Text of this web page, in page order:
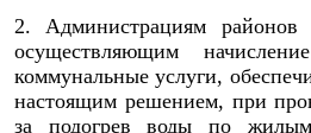
2. Администрациям районов
осуществляющим
коммунальные услуги,
настоящим решением, при
за подогрев воды по